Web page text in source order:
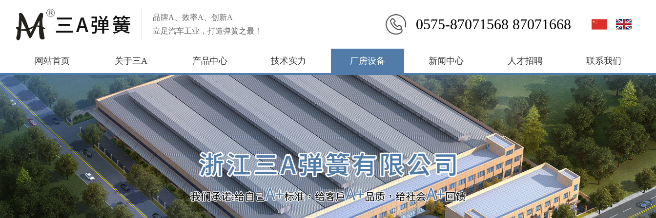
品牌A、效率A、创新A
立足汽车工业，打造弹簧之最！
0575-87071568 87071668
网站首页 关于三A 产品中心 技术实力 厂房设备 新闻中心 人才招聘 联系我们